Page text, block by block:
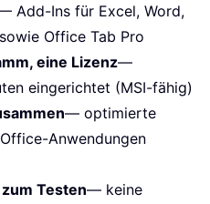
Add-Ins für Excel, Word,
Office Tab Pro
eine Lizenz—
eingerichtet (MSI-fähig)
— optimierte
Anwendungen
Testen— keine